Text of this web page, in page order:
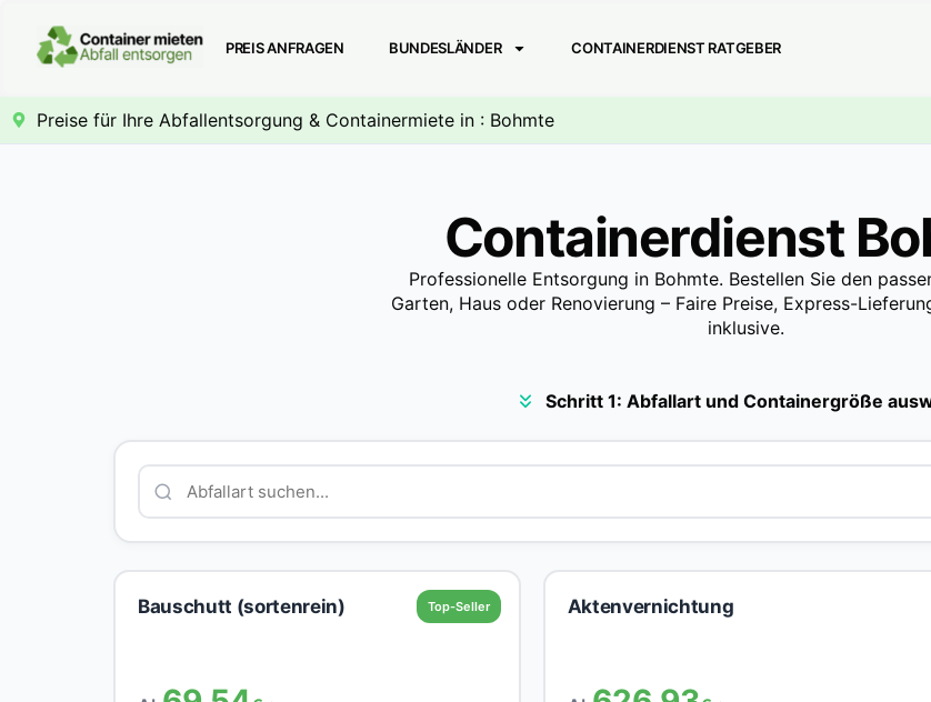
PREIS ANFRAGEN BUNDESLÄNDER CONTAINERDIENST RATGEBER
Preise für Ihre Abfallentsorgung & Containermiete in : Bohmte
Containerdienst
Professionelle Entsorgung in Bohmte. Bestellen Sie den
Garten, Haus oder Renovierung – Faire Preise, Express-
inklusive.
Schritt 1: Abfallart und Containergröße
Top-Seller
Bauschutt (sortenrein) Aktenvernichtung